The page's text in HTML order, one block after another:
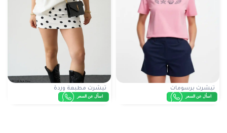
تيشرت برسومات
اسأل عن السعر
تيشرت مطبعة وردة
اسأل عن السعر